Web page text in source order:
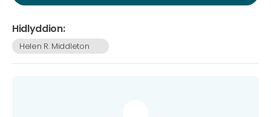
Hidlyddion:
Helen R. Middleton